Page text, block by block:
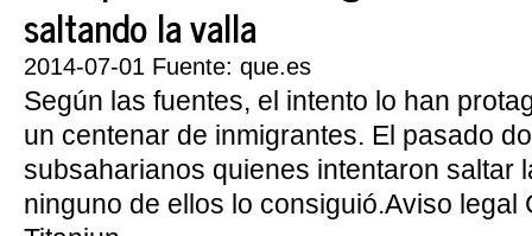
saltando la valla
2014-07-01 Fuente: que.es
Según las fuentes, el intento lo han
un centenar de inmigrantes. El pasado
subsaharianos quienes intentaron saltar
ninguno de ellos lo consiguió.Aviso legal